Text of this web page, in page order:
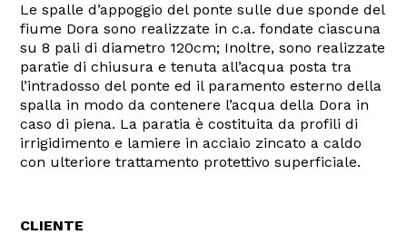
Le spalle d’appoggio del ponte sulle due sponde del
fiume Dora sono realizzate in c.a. fondate ciascuna
su 8 pali di diametro 120cm; Inoltre, sono realizzate
paratie di chiusura e tenuta all’acqua posta tra
l’intradosso del ponte ed il paramento esterno della
spalla in modo da contenere l’acqua della Dora in
caso di piena. La paratia è costituita da profili di
irrigidimento e lamiere in acciaio zincato a caldo
con ulteriore trattamento protettivo superficiale.
CLIENTE